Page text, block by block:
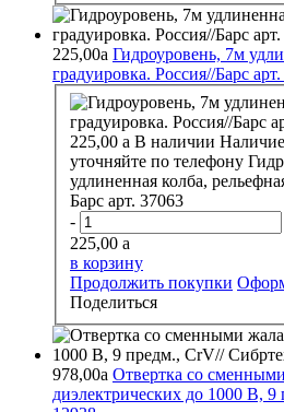
225,00a Гидроуровень, 7м
градуировка. Россия//Барс
225,00 a В наличии
уточняйте по телефону
удлиненная колба,
Барс арт. 37063
-
225,00 a
в корзину
Продолжить покупки
Поделиться
978,00a Отвертка со
диэлектрических до 1000 В,